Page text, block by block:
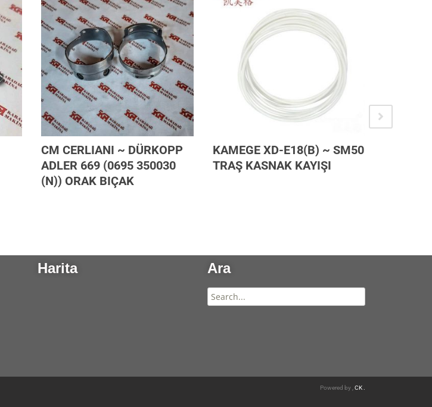
CM CERLIANI ~ DÜRKOPP
ADLER 669 (0695 350030
(N)) ORAK BIÇAK
KAMEGE XD-E18(B) ~ SM50
TRAŞ KASNAK KAYIŞI
Harita Ara
Powered by , CK .